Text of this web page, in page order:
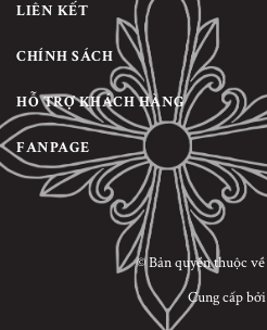
LIÊN KẾT
CHÍNH SÁCH
HỖ TRỢ KHÁCH HÀNG
FANPAGE
© Bản quyền thuộc về
Cung cấp bởi